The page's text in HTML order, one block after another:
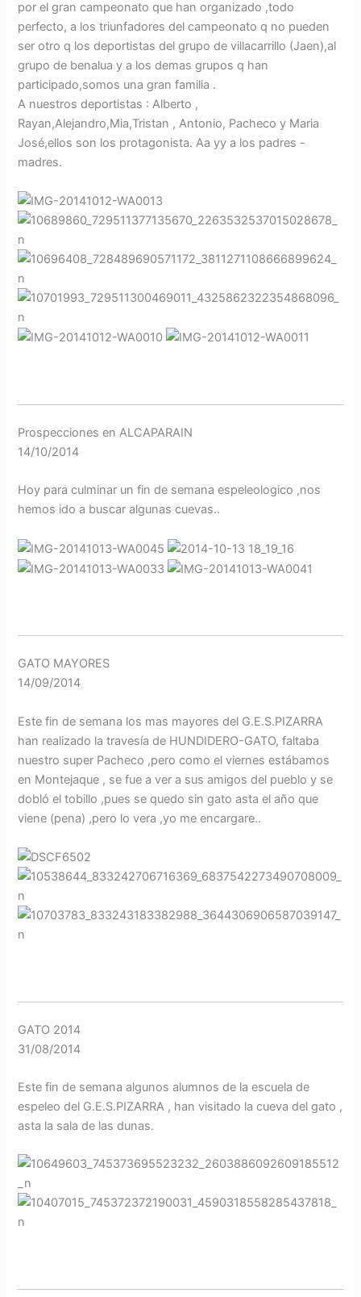
por el gran campeonato que han organizado ,todo
perfecto, a los triunfadores del campeonato q no pueden
ser otro q los deportistas del grupo de villacarrillo (Jaen),al
grupo de benalua y a los demas grupos q han
participado,somos una gran familia .
A nuestros deportistas : Alberto ,
Rayan,Alejandro,Mia,Tristan , Antonio, Pacheco y Maria
José,ellos son los protagonista. Aa yy a los padres -
madres.
Prospecciones en ALCAPARAIN
14/10/2014
Hoy para culminar un fin de semana espeleologico ,nos
hemos ido a buscar algunas cuevas..
GATO MAYORES
14/09/2014
Este fin de semana los mas mayores del G.E.S.PIZARRA
han realizado la travesía de HUNDIDERO-GATO, faltaba
nuestro super Pacheco ,pero como el viernes estábamos
en Montejaque , se fue a ver a sus amigos del pueblo y se
dobló el tobillo ,pues se quedo sin gato asta el año que
viene (pena) ,pero lo vera ,yo me encargare..
GATO 2014
31/08/2014
Este fin de semana algunos alumnos de la escuela de
espeleo del G.E.S.PIZARRA , han visitado la cueva del gato ,
asta la sala de las dunas.